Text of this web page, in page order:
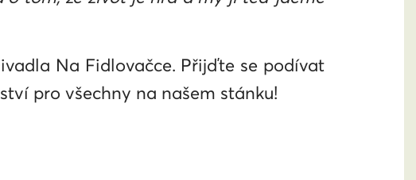
Na Fidlovačce. Přijďte se podívat
pro všechny na našem stánku!